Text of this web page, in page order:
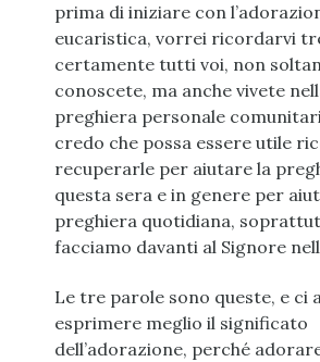
prima di iniziare con
eucaristica, vorrei ricordarvi
certamente tutti voi, non
conoscete, ma anche vivete
preghiera personale
credo che possa essere utile
recuperarle per aiutare la
questa sera e in genere per
preghiera quotidiana,
facciamo davanti al Signore
Le tre parole sono queste, e ci
esprimere meglio il significato
dell’adorazione, perché